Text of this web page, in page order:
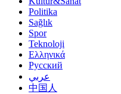
Politika
Sağlık
Spor
Teknoloji
Ελληνικά
Русский
عربي
中国人